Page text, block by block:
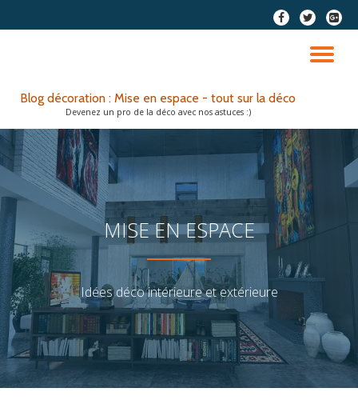
fa-
facebook
fa-
twitter
fa-
plus-
Blog décoration : Mise en espace - tout sur la déco
Devenez un pro de la déco avec nos astuces :)
MISE EN ESPACE
Idées déco intérieure et extérieure